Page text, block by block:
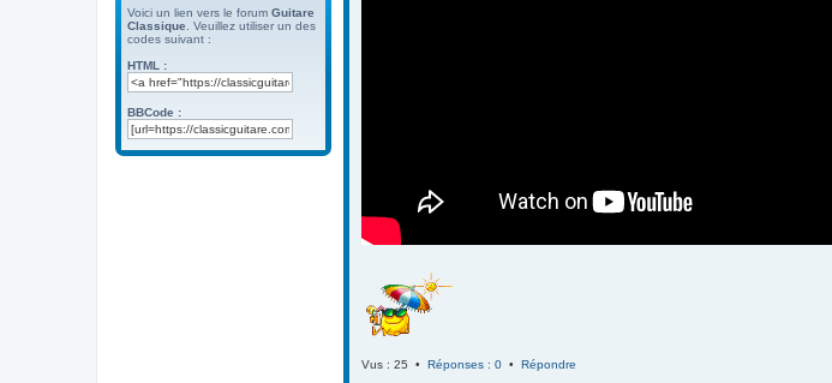
Vus : 25 • Réponses : 0 • Répondre
Voici un lien vers le forum Guitare
Classique . Veuillez utiliser un des
codes suivant :
HTML :
BBCode :